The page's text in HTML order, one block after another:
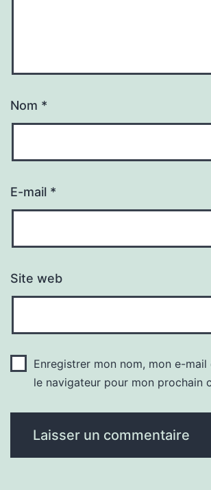
Nom *
E-mail *
Site web
Enregistrer mon nom, mon e-
le navigateur pour mon prochain